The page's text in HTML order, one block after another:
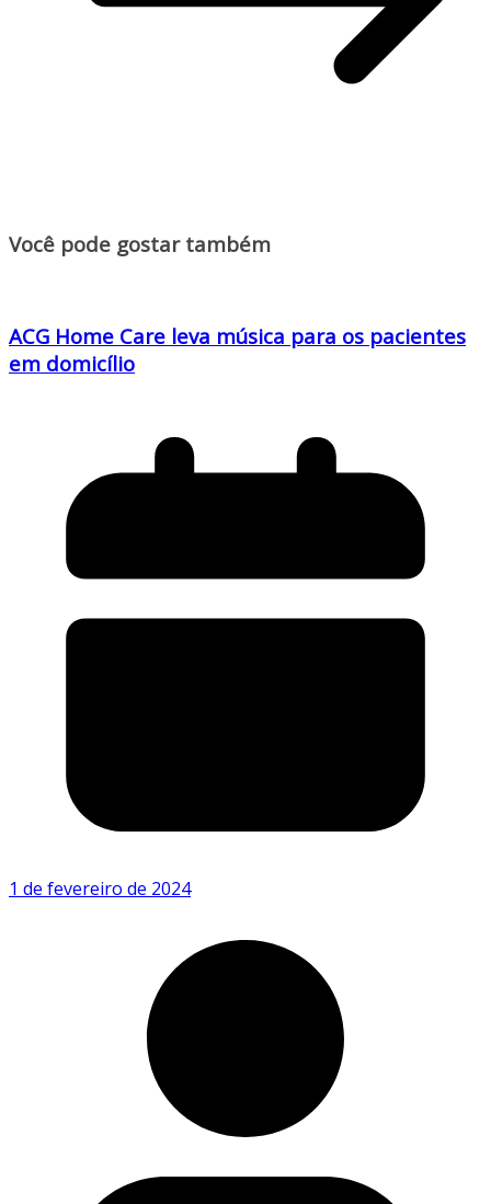
Você pode gostar também
ACG Home Care leva música para os pacientes
em domicílio
1 de fevereiro de 2024